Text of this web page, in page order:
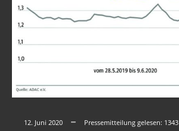
12. Juni 2020 Pressemitteilung gelesen: 1343